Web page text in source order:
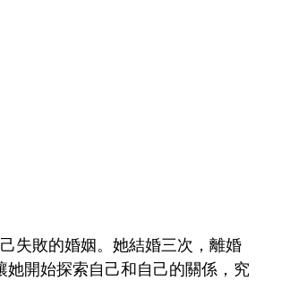
失敗的婚姻。她結婚三次，離婚
開始探索自己和自己的關係，究